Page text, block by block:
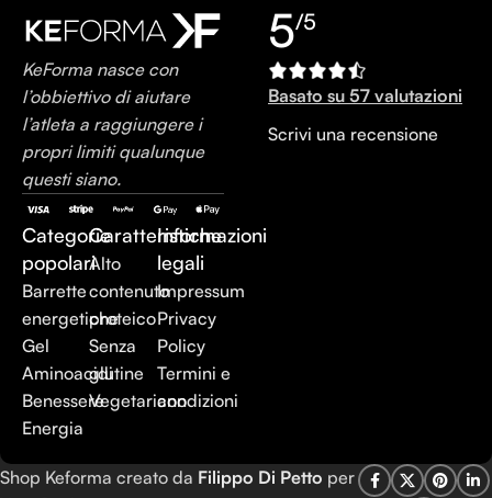
KeForma nasce con
l’obbiettivo di aiutare
l’atleta a raggiungere i
propri limiti qualunque
questi siano.
Categorie
popolari
Barrette
energetiche
Gel
Aminoacidi
Benessere
Energia
Caratteristiche
Alto
contenuto
proteico
Senza
glutine
Vegetariano
Informazioni
legali
Impressum
Privacy
Policy
Termini e
condizioni
5/5
Basato su 57 valutazioni
Scrivi una recensione
Shop Keforma creato da Filippo Di Petto per